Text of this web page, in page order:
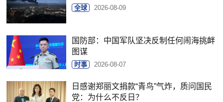
全球 2026-08-09
国防部：中国军队坚决反制任何闹海挑衅
图谋
时事 2026-08-07
日感谢郑丽文捐款“青鸟”气炸，质问国民
党：为什么不反日？